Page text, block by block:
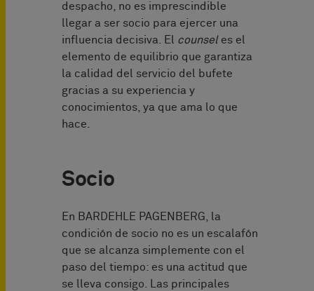
despacho, no es imprescindible
llegar a ser socio para ejercer una
influencia decisiva. El counseles el
elemento de equilibrio que garantiza
la calidad del servicio del bufete
gracias a su experiencia y
conocimientos, ya que ama lo que
hace.
Socio
En BARDEHLE PAGENBERG, la
condición de socio no es un escalafón
que se alcanza simplemente con el
paso del tiempo: es una actitud que
se lleva consigo. Las principales